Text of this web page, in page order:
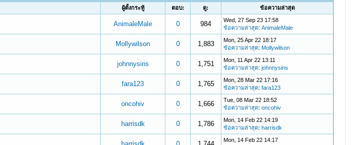
ผู้ตั้งกระทู้ ตอบ: ดู: ข้อความล่าสุด
AnimaleMale 0 984
Wed, 27 Sep 23 17:58
ข้อความล่าสุด:AnimaleMale
Mollywilson 0 1,883
Mon, 25 Apr 22 18:17
ข้อความล่าสุด:Mollywilson
johnnysins 0 1,751
Mon, 11 Apr 22 13:11
ข้อความล่าสุด:johnnysins
fara123 0 1,765
Mon, 28 Mar 22 17:16
ข้อความล่าสุด:fara123
oncohiv 0 1,666
Tue, 08 Mar 22 18:52
ข้อความล่าสุด:oncohiv
harrisdk 0 1,786
Mon, 14 Feb 22 14:19
ข้อความล่าสุด:harrisdk
Mon, 14 Feb 22 14:17